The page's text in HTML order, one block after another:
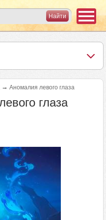
→ Аномалия левого глаза
глаза